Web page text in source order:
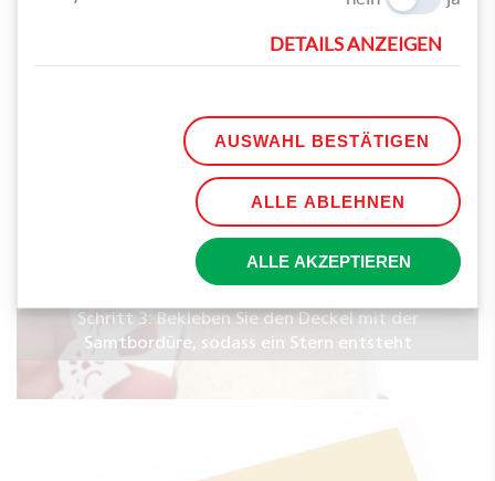
Schritt 2: Pausen Sie den Deckel der Flasche auf den
Glitzer-Karton ab, schneiden Sie den Karton aus und
Schritt 3: Bekleben Sie den Deckel mit der
Samtbordüre, sodass ein Stern entsteht
DETAILS ANZEIGEN
AUSWAHL BESTÄTIGEN
ALLE ABLEHNEN
ALLE AKZEPTIEREN